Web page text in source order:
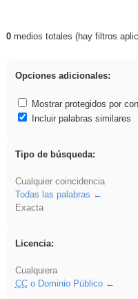
Resultados de:
0medios totales (hay filtros
Opciones adicionales:
Mostrar protegidos por
Incluir palabras similares
Tipo de búsqueda:
Cualquier coincidencia
Todas las palabras
Exacta
Licencia:
Cualquiera
CCo Dominio Público